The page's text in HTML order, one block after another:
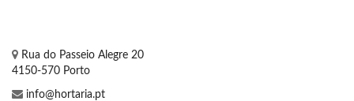
Rua do Passeio Alegre 20
4150-570 Porto
info@hortaria.pt